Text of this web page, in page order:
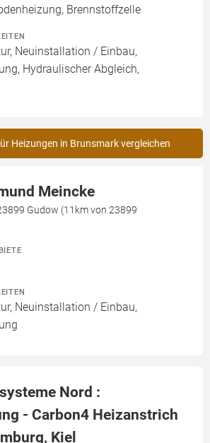
Brennstoffzelle
Neuinstallation / Einbau,
Hydraulischer Abgleich,
Heizungen in Brunsmark vergleichen
Meincke
Gudow (11km von 23899
Neuinstallation / Einbau,
Nord :
- Carbon4 Heizanstrich
Kiel